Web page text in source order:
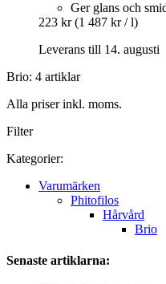
Ger glans och
223 kr (1 487 kr / l)
Leverans till 14. augusti
Brio: 4 artiklar
Alla priser inkl. moms.
Filter
Kategorier:
Varumärken
Phitofilos
Hårvård
Brio
Senaste artiklarna: